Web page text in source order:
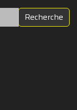
Recherche